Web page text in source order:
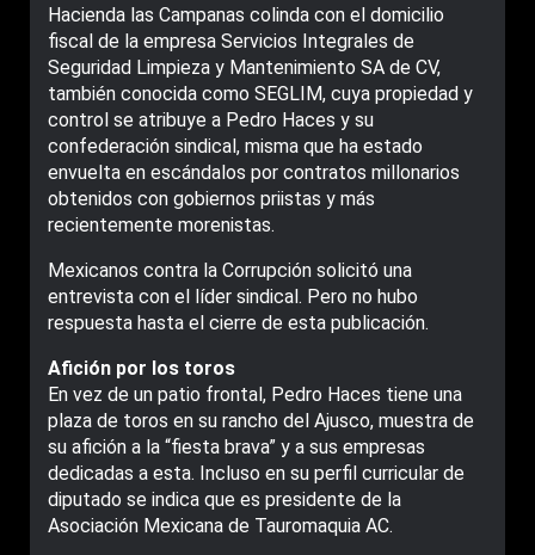
Hacienda las Campanas colinda con el domicilio
fiscal de la empresa Servicios Integrales de
Seguridad Limpieza y Mantenimiento SA de CV,
también conocida como SEGLIM, cuya propiedad y
control se atribuye a Pedro Haces y su
confederación sindical, misma que ha estado
envuelta en escándalos por contratos millonarios
obtenidos con gobiernos priistas y más
recientemente morenistas.
Mexicanos contra la Corrupción solicitó una
entrevista con el líder sindical. Pero no hubo
respuesta hasta el cierre de esta publicación.
Afición por los toros
En vez de un patio frontal, Pedro Haces tiene una
plaza de toros en su rancho del Ajusco, muestra de
su afición a la “fiesta brava” y a sus empresas
dedicadas a esta. Incluso en su perfil curricular de
diputado se indica que es presidente de la
Asociación Mexicana de Tauromaquia AC.